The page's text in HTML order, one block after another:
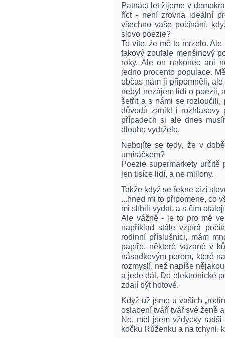
Patnáct let žijeme v
říct - není zrovna ideální
všechno vaše počínání,
slovo poezie?
To víte, že mě to mrzelo.
takový zoufale menšinový
roky. Ale on nakonec ani
jedno procento populace.
občas nám ji připomněli,
nebyl nezájem lidí o poezii,
šetřit a s námi se rozloučili,
důvodů zanikl i rozhlasový
případech si ale dnes
dlouho vydrželo.
Nebojíte se tedy, že v
umíráčkem?
Poezie supermarkety
jen tisíce lidí, a ne miliony.
Takže když se řekne cizí
...hned mi to připomene, co
mi slíbili vydat, a s čím
Ale vážně - je to pro mě
například stále vzpírá
rodinní příslušníci, mám
papíře, některé vázané v
násadkovým perem, které
rozmyslí, než napíše
a jede dál. Do elektronické
zdají být hotové.
Když už jsme u vašich
oslabení tváří tvář své ženě
Ne, měl jsem vždycky
kočku Růženku a na tchyni,